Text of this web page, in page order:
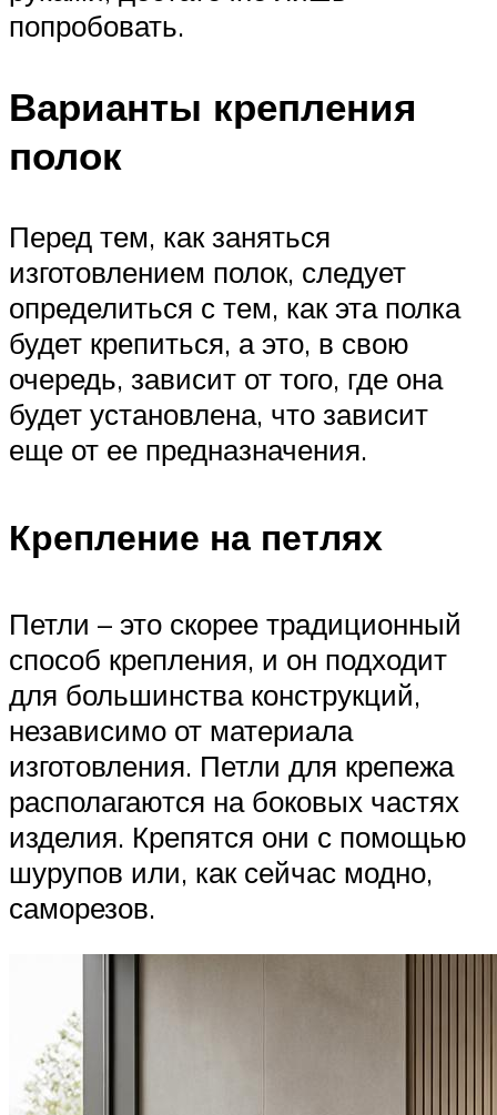
попробовать.
Варианты крепления
полок
Перед тем, как заняться
изготовлением полок, следует
определиться с тем, как эта полка
будет крепиться, а это, в свою
очередь, зависит от того, где она
будет установлена, что зависит
еще от ее предназначения.
Крепление на петлях
Петли – это скорее традиционный
способ крепления, и он подходит
для большинства конструкций,
независимо от материала
изготовления. Петли для крепежа
располагаются на боковых частях
изделия. Крепятся они с помощью
шурупов или, как сейчас модно,
саморезов.